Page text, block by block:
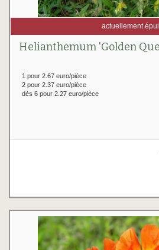
actuellement
Helianthemum 'Golden
1 pour 2.67 euro/pièce
2 pour 2.37 euro/pièce
dès 6 pour 2.27 euro/pièce